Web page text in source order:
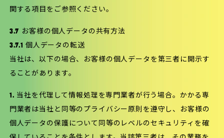
関する項目をご参照ください。
3.7 お客様の個人データの共有方法
3.7.1 個人データの転送
当社は、以下の場合、お客様の個人データを第三者に開示す
ることがあります。
1. 当社を代理して情報処理を専門業者が行う場合。かかる専
門業者は当社と同等のプライバシー原則を遵守し、お客様の
個人データの保護について同等のレベルのセキュリティを確